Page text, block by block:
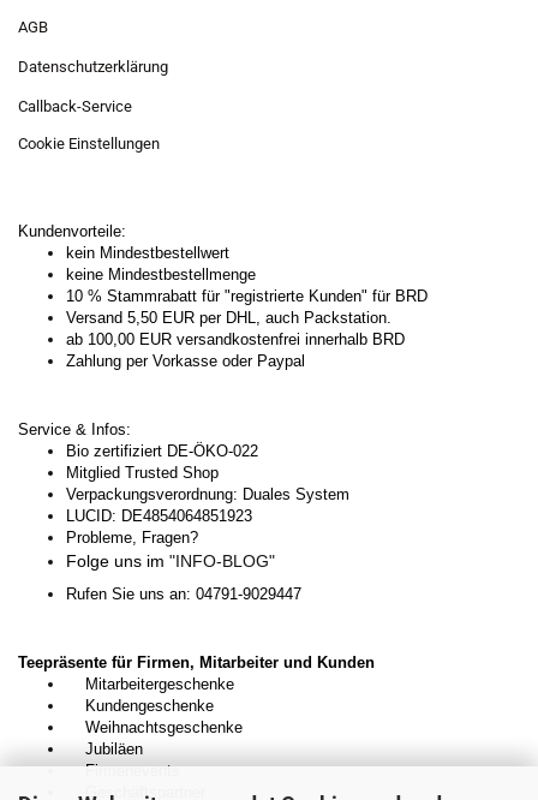
AGB
Datenschutzerklärung
Callback-Service
Cookie Einstellungen
Kundenvorteile:
kein Mindestbestellwert
keine Mindestbestellmenge
10 % Stammrabatt für "registrierte Kunden" für BRD
Versand 5,50 EUR per DHL, auch Packstation.
ab 100,00 EUR versandkostenfrei innerhalb BRD
Zahlung per Vorkasse oder Paypal
Service & Infos:
Bio zertifiziert DE-ÖKO-022
Mitglied Trusted Shop
Verpackungsverordnung: Duales System
LUCID: DE4854064851923
Probleme, Fragen?
Folge uns im "INFO-BLOG"
Rufen Sie uns an: 04791-9029447
Teepräsente für Firmen, Mitarbeiter und Kunden
Mitarbeitergeschenke
Kundengeschenke
Weihnachtsgeschenke
Jubiläen
Firmenevents
Geschäftspartner